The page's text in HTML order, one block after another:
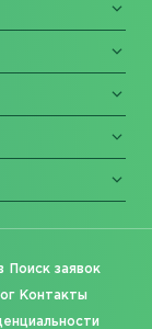
Поиск заявок
Контакты